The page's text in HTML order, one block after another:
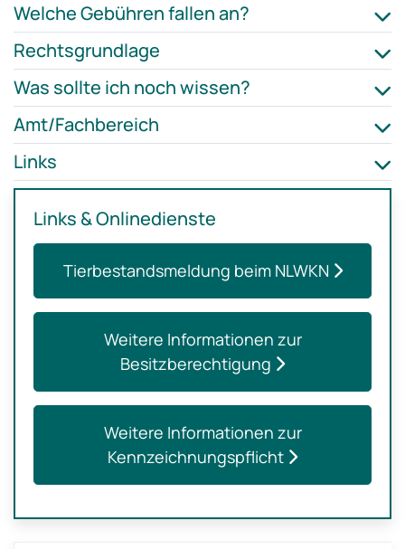
Welche Gebühren fallen an?
Rechtsgrundlage
Was sollte ich noch wissen?
Amt/Fachbereich
Links
Links & Onlinedienste
Tierbestandsmeldung beim NLWKN
Weitere Informationen zur
Besitzberechtigung
Weitere Informationen zur
Kennzeichnungspflicht